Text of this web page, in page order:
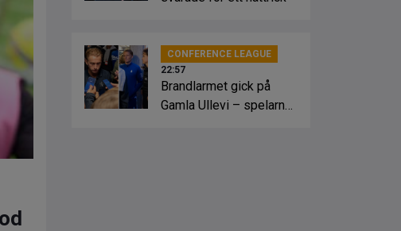
CONFERENCE LEAGUE
22:57
Brandlarmet gick på
Gamla Ullevi – spelarna